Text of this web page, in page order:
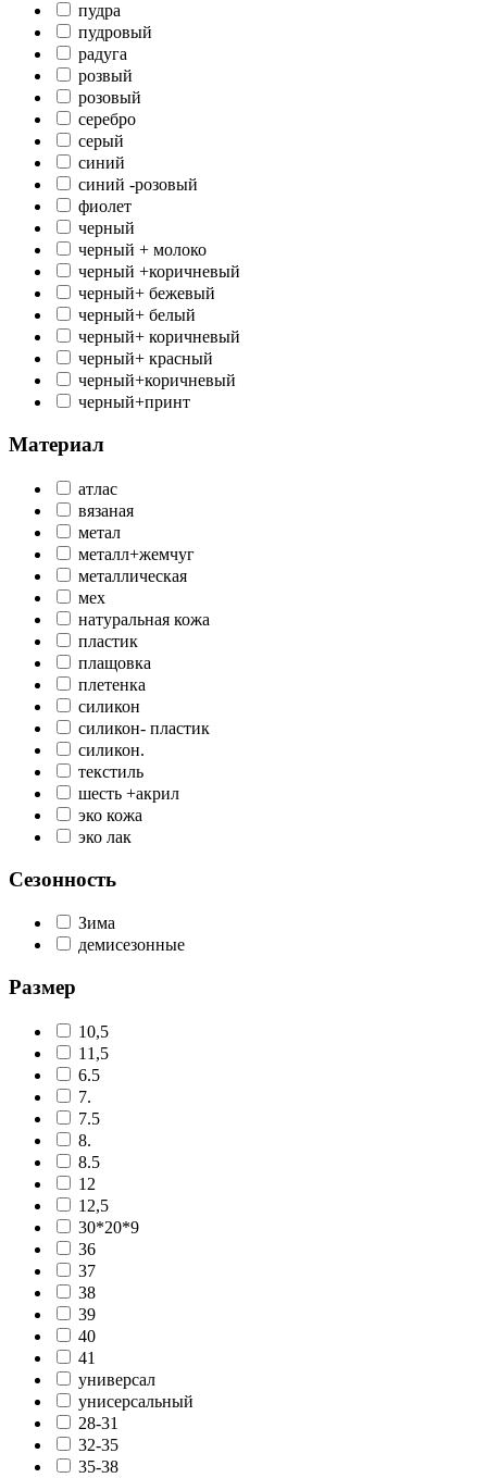
пудра
пудровый
радуга
розвый
розовый
серебро
серый
синий
синий -розовый
фиолет
черный
черный + молоко
черный +коричневый
черный+ бежевый
черный+ белый
черный+ коричневый
черный+ красный
черный+коричневый
черный+принт
Материал
атлас
вязаная
метал
металл+жемчуг
металлическая
мех
натуральная кожа
пластик
плащовка
плетенка
силикон
силикон- пластик
силикон.
текстиль
шесть +акрил
эко кожа
эко лак
Сезонность
Зима
демисезонные
Размер
10,5
11,5
6.5
7.
7.5
8.
8.5
12
12,5
30*20*9
36
37
38
39
40
41
универсал
унисерсальный
28-31
32-35
35-38